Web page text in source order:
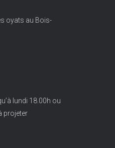
oyats au Bois-
lundi 18.00h ou
projeter